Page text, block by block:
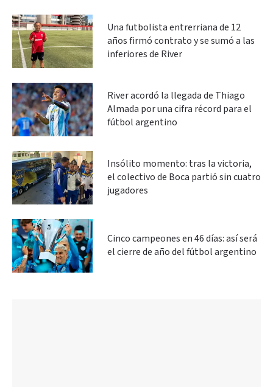
Una futbolista entrerriana de 12
años firmó contrato y se sumó a las
inferiores de River
River acordó la llegada de Thiago
Almada por una cifra récord para el
fútbol argentino
Insólito momento: tras la victoria,
el colectivo de Boca partió sin cuatro
jugadores
Cinco campeones en 46 días: así será
el cierre de año del fútbol argentino